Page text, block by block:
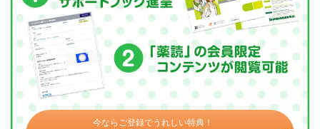
今ならご登録でうれしい特典！